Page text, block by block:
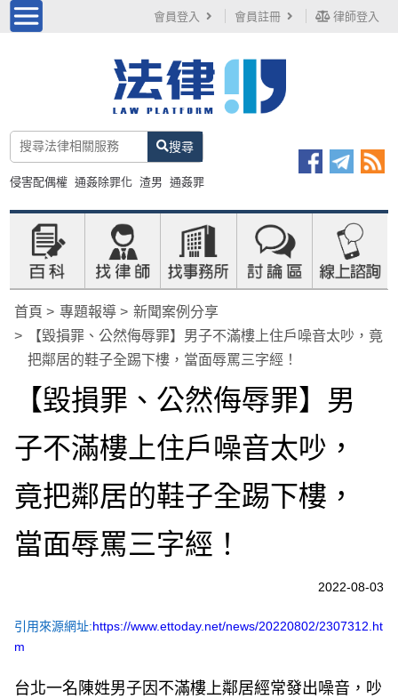
會員登入 會員註冊 律師登入
搜尋
侵害配偶權 通姦除罪化 渣男 通姦罪
首頁 專題報導
新聞案例分享
【毀損罪、公然侮辱罪】男子不滿樓上住戶噪音太吵，竟
把鄰居的鞋子全踢下樓，當面辱罵三字經！
【毀損罪、公然侮辱罪】男
子不滿樓上住戶噪音太吵，
竟把鄰居的鞋子全踢下樓，
當面辱罵三字經！
2022-08-03
引用來源網址:https://www.ettoday.net/news/20220802/2307312.ht
m
台北一名陳姓男子因不滿樓上鄰居經常發出噪音，吵